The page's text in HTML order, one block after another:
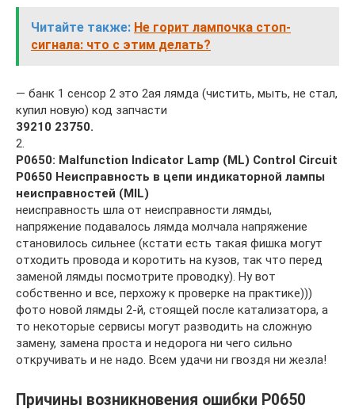
Читайте также: Не горит лампочка стоп-
сигнала: что с этим делать?
— банк 1 сенсор 2 это 2ая лямда (чистить, мыть, не стал,
купил новую) код запчасти
39210 23750.
2.
P0650: Malfunction Indicator Lamp (ML) Control Circuit
P0650 Неисправность в цепи индикаторной лампы
неисправностей (MIL)
неисправность шла от неисправности лямды,
напряжение подавалось лямда молчала напряжение
становилось сильнее (кстати есть такая фишка могут
отходить провода и коротить на кузов, так что перед
заменой лямды посмотрите проводку). Ну вот
собственно и все, перхожу к проверке на практике)))
фото новой лямды 2-й, стоящей после катализатора, а
то некоторые сервисы могут разводить на сложную
замену, замена проста и недорога ни чего сильно
откручивать и не надо. Всем удачи ни гвоздя ни жезла!
Причины возникновения ошибки P0650